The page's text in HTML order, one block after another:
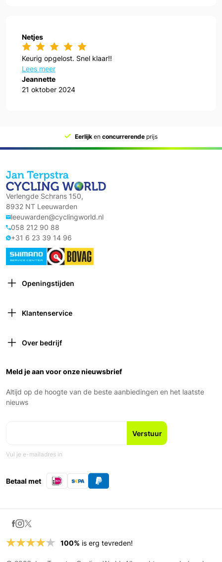
Netjes
Keurig opgelost. Snel klaar!!
Lees meer
Jeannette
21 oktober 2024
Eerlijk en concurrerende prijs
Verlengde Schrans 150,
8932 NT Leeuwarden
leeuwarden@cyclingworld.nl
058 212 90 88
+31 6 23 39 14 96
Openingstijden
Dinsdag: 9:00 – 18:00
gesloten om 18:00)
Zondag: Gesloten
Klantenservice
Verzekeringen
Over bedrijf
Ons Team
Nieuws en blogs
Fiets leasen
Meld je aan voor onze nieuwsbrief
Altijd op de hoogte van de beste aanbiedingen en het laatste
nieuws
Vul je e-mailadres in
Betaal met
100% is erg tevreden!